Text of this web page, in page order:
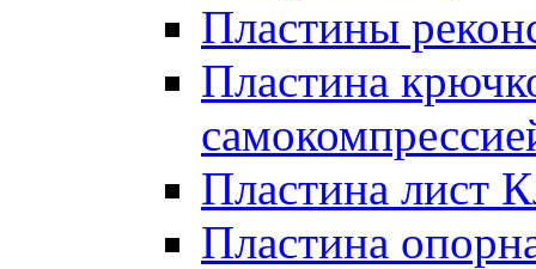
Пластины
Пластина
Пластина лист
Пластина